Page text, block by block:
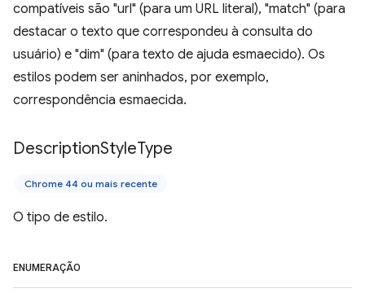
compatíveis são "url" (para um URL literal), "match" (para
destacar o texto que correspondeu à consulta do
usuário) e "dim" (para texto de ajuda esmaecido). Os
estilos podem ser aninhados, por exemplo,
correspondência esmaecida.
DescriptionStyleType
Chrome 44 ou mais recente
O tipo de estilo.
ENUMERAÇÃO